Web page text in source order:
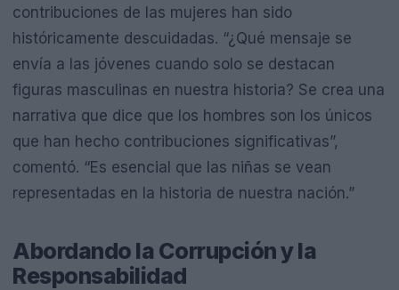
contribuciones de las mujeres han sido
históricamente descuidadas. “¿Qué mensaje se
envía a las jóvenes cuando solo se destacan
figuras masculinas en nuestra historia? Se crea una
narrativa que dice que los hombres son los únicos
que han hecho contribuciones significativas”,
comentó. “Es esencial que las niñas se vean
representadas en la historia de nuestra nación.”
Abordando la Corrupción y la
Responsabilidad